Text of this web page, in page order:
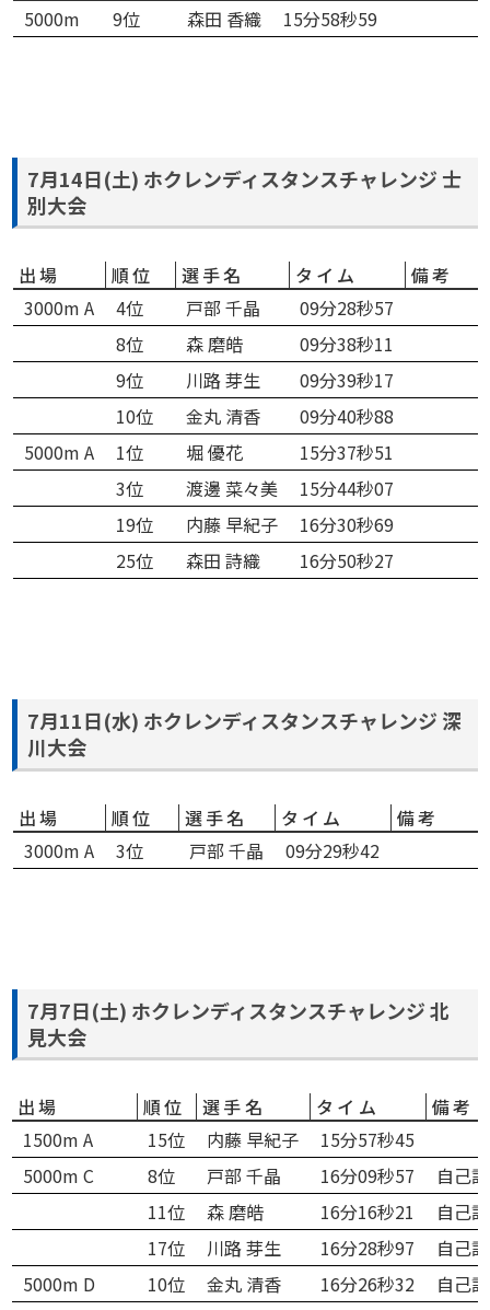
5000m
9位 森田 香織 15分58秒59
7月14日(土) ホクレンディスタンスチャレンジ 士
別大会
出場 順位 選手名 タイム
備考
3000m A
4位 戸部 千晶
09分28秒57
8位
森 磨皓
09分38秒11
9位
川路 芽生
09分39秒17
10位
金丸 清香
09分40秒88
5000m A
1位 堀 優花
15分37秒51
3位
渡邊 菜々美
15分44秒07
19位
内藤 早紀子
16分30秒69
25位
森田 詩織 16分50秒27
7月11日(水) ホクレンディスタンスチャレンジ 深
川大会
出場 順位 選手名 タイム
備考
3000m A
3位 戸部 千晶 09分29秒42
7月7日(土) ホクレンディスタンスチャレンジ 北
見大会
出場 順位 選手名 タイム
備考
1500m A
15位 内藤 早紀子
15分57秒45
5000m C
8位 戸部 千晶 16分09秒57
自己
11位
森 磨皓 16分16秒21
自己
17位
川路 芽生 16分28秒97
自己
5000m D
10位 金丸 清香 16分26秒32
自己